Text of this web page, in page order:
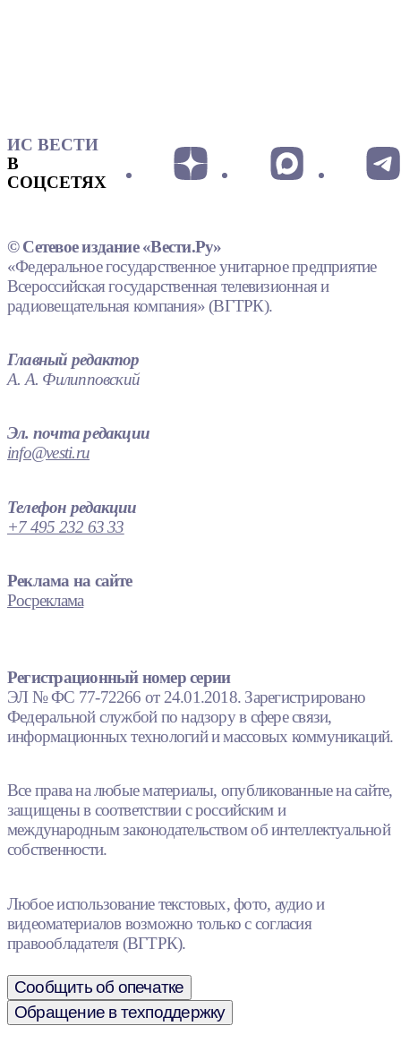
ИС ВЕСТИ
В
СОЦСЕТЯХ
© Сетевое издание «Вести.Ру»
«Федеральное государственное унитарное предприятие
Всероссийская государственная телевизионная и
радиовещательная компания» (ВГТРК).
Главный редактор
А. А. Филипповский
Эл. почта редакции
info@vesti.ru
Телефон редакции
+7 495 232 63 33
Реклама на сайте
Росреклама
Регистрационный номер серии
ЭЛ № ФС 77-72266 от 24.01.2018. Зарегистрировано
Федеральной службой по надзору в сфере связи,
информационных технологий и массовых коммуникаций.
Все права на любые материалы, опубликованные на сайте,
защищены в соответствии с российским и
международным законодательством об интеллектуальной
собственности.
Любое использование текстовых, фото, аудио и
видеоматериалов возможно только с согласия
правообладателя (ВГТРК).
Сообщить об опечатке
Обращение в техподдержку